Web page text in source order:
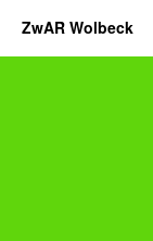
ZwAR Wolbeck